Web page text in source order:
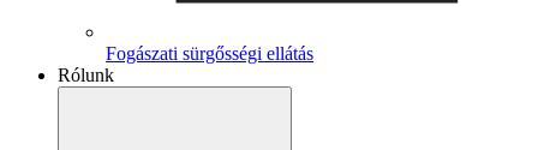
Fogászati sürgősségi ellátás
Rólunk